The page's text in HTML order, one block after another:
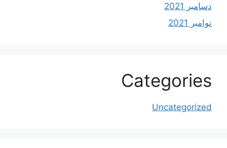
دسامبر 2021
نوامبر 2021
Categories
Uncategorized